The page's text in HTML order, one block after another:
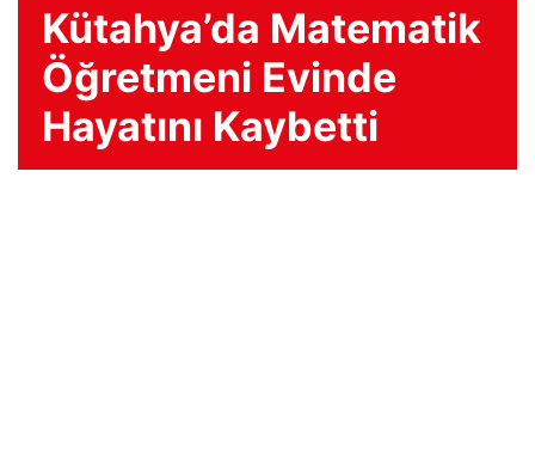
Kütahya’da Matematik
Öğretmeni Evinde
Hayatını Kaybetti